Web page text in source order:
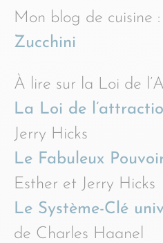
Mon blog de cuisine :
Zucchini
À lire sur la Loi de
La Loi de
Jerry Hicks
Le Fabuleux
Esther et Jerry Hicks
Le Système-Clé
de Charles Haanel